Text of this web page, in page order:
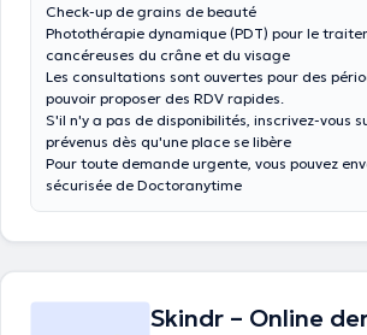
Check-up de grains de beauté
Photothérapie dynamique (PDT) pour le
cancéreuses du crâne et du visage
Les consultations sont ouvertes pour des
pouvoir proposer des RDV rapides.
S'il n'y a pas de disponibilités, inscrivez-vous
prévenus dès qu'une place se libère
Pour toute demande urgente, vous pouvez
sécurisée de Doctoranytime
Skindr – Online